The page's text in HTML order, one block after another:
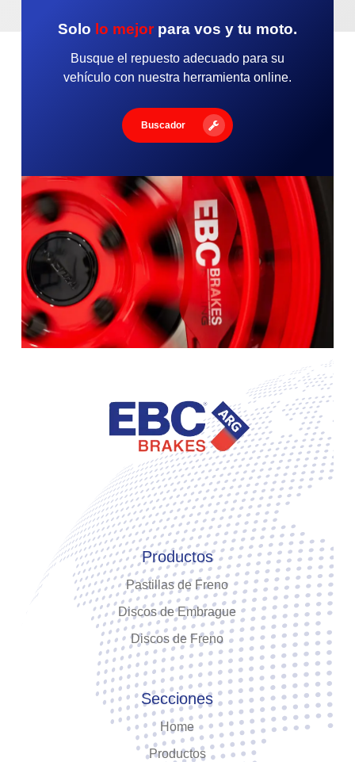
Solo lo mejor para vos y tu moto.
Busque el repuesto adecuado para su
vehículo con nuestra herramienta online.
Buscador
Productos
Pastillas de Freno
Discos de Embrague
Discos de Freno
Secciones
Home
Productos